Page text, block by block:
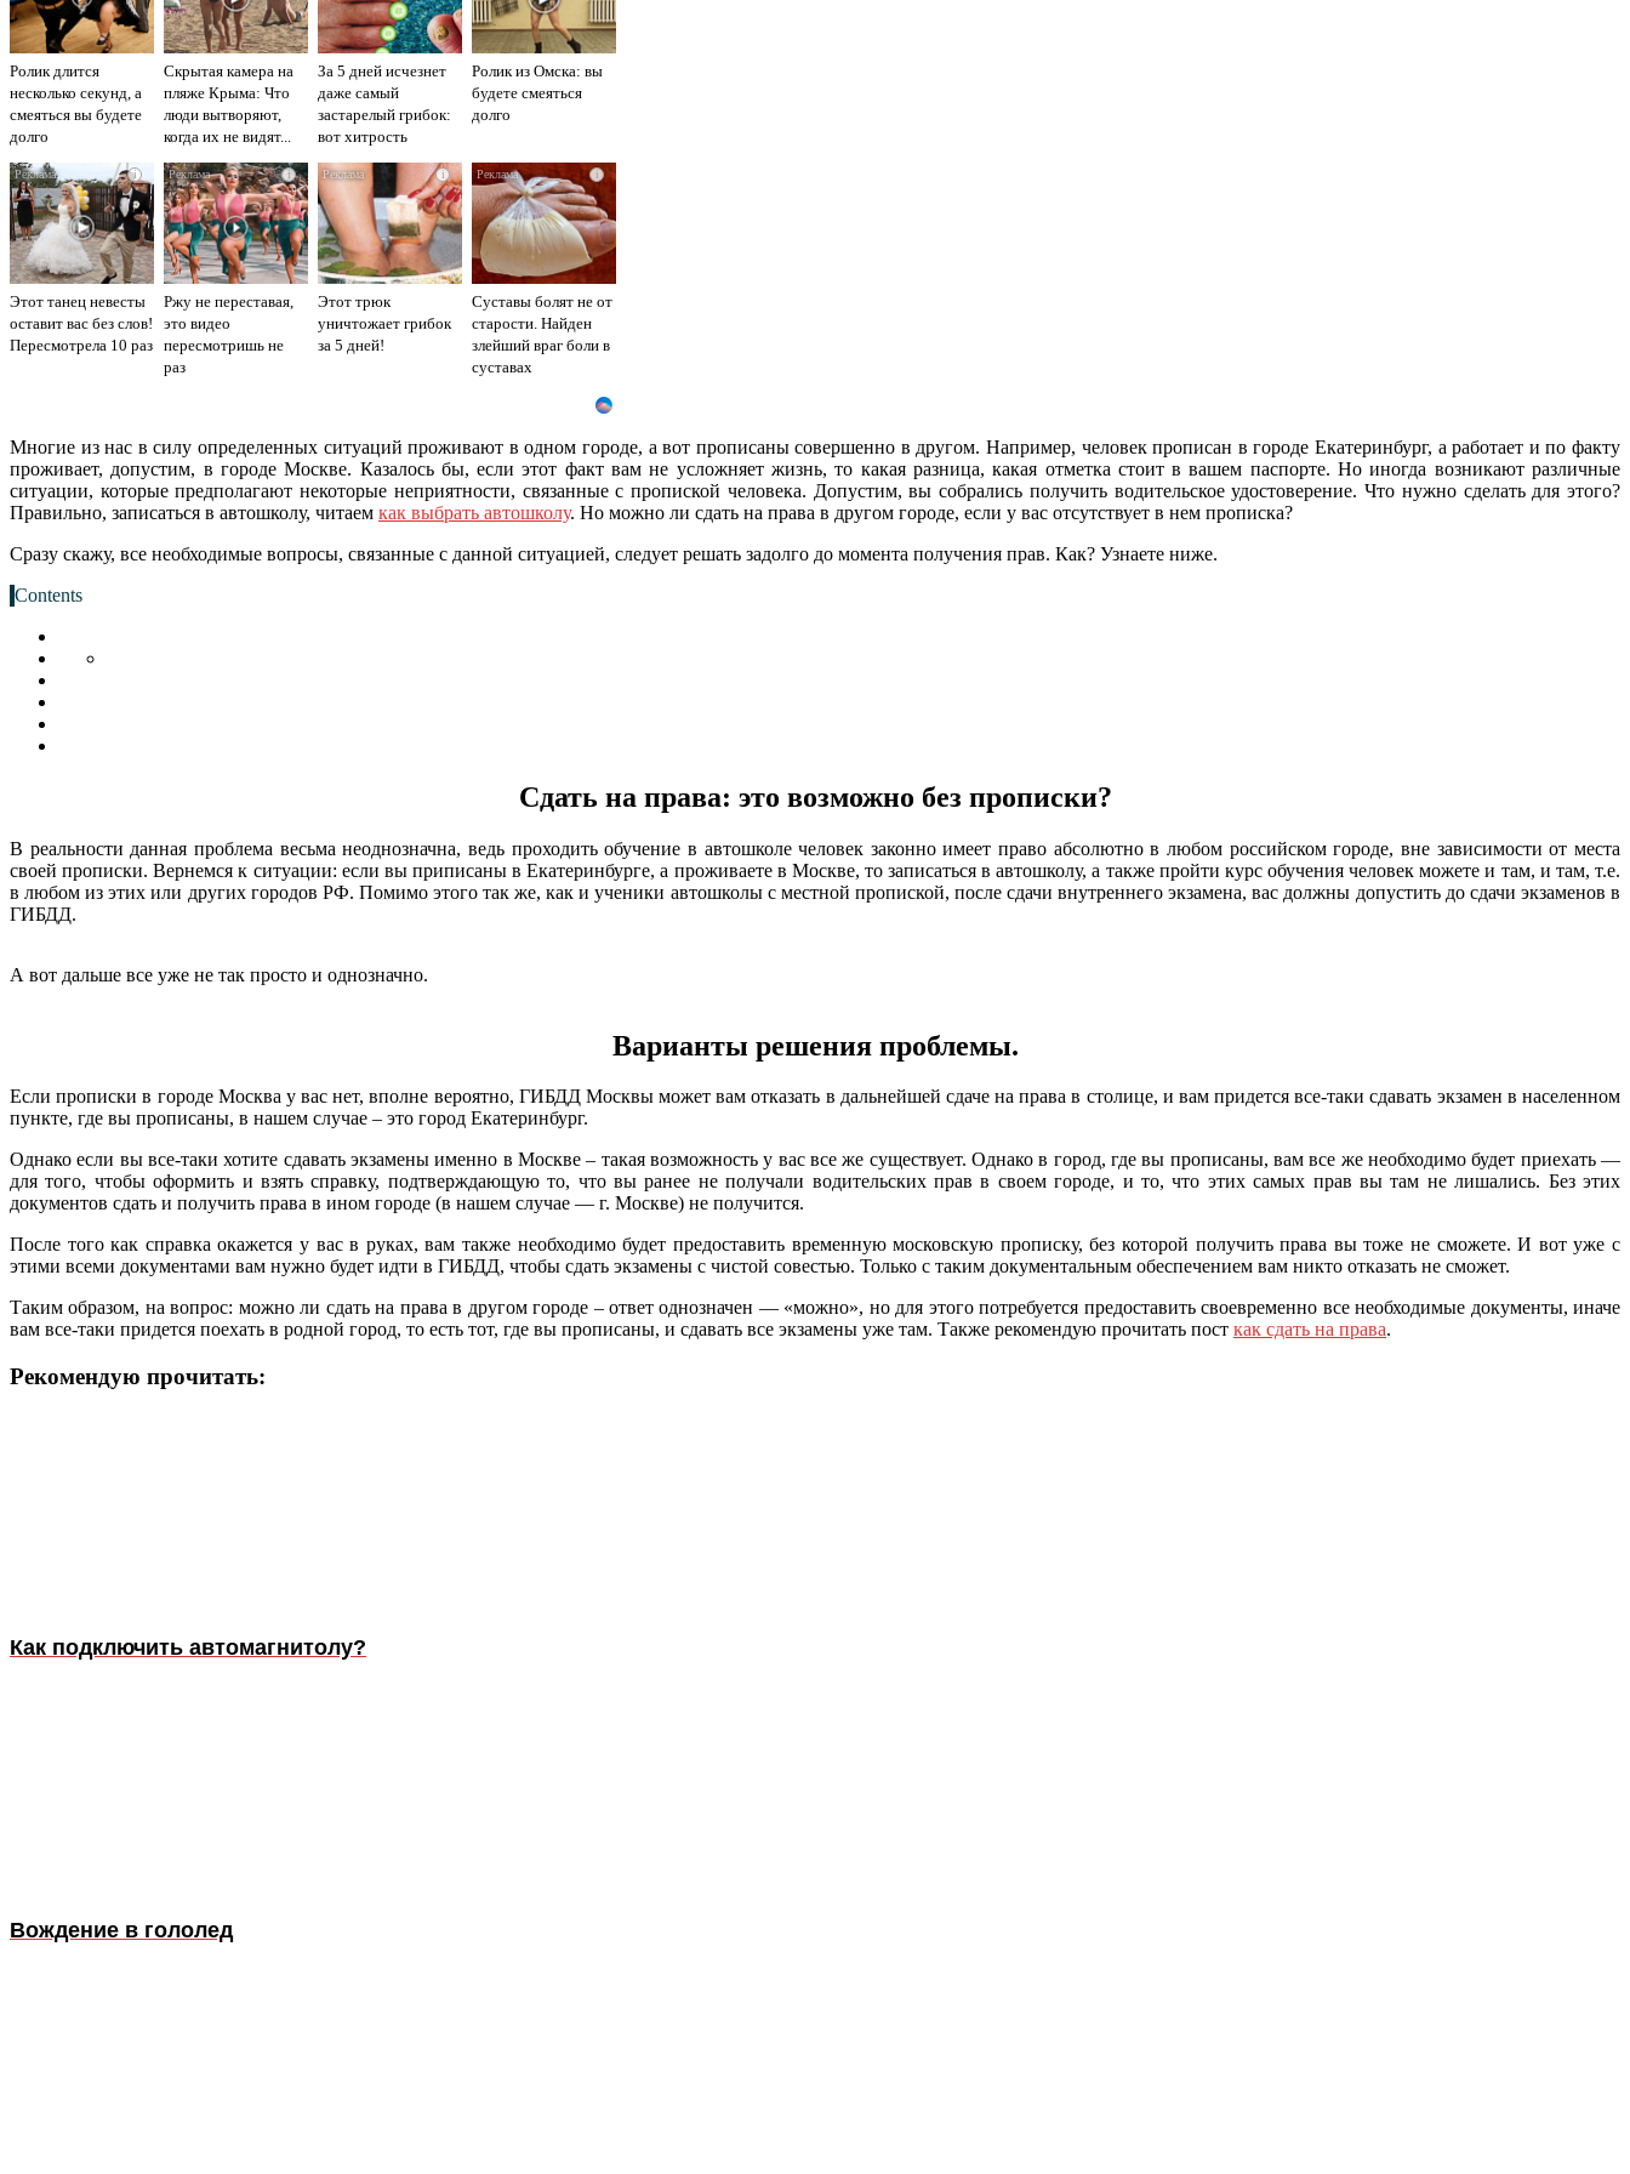
Ролик длится
несколько секунд, а
смеяться вы будете
долго
Скрытая камера на
пляже Крыма: Что
люди вытворяют,
когда их не видят...
За 5 дней исчезнет
даже самый
застарелый грибок:
вот хитрость
Ролик из Омска: вы
будете смеяться
долго
i
Этот танец невесты
оставит вас без слов!
Пересмотрела 10 раз
i
Ржу не переставая,
это видео
пересмотришь не
раз
i
Этот трюк
уничтожает грибок
за 5 дней!
i
Суставы болят не от
старости. Найден
злейший враг боли в
суставах
Многие из нас в силу определенных ситуаций проживают в одном городе, а вот прописаны совершенно в другом. Например, человек прописан в городе Екатеринбург, а работает и по факту
проживает, допустим, в городе Москве. Казалось бы, если этот факт вам не усложняет жизнь, то какая разница, какая отметка стоит в вашем паспорте. Но иногда возникают различные
ситуации, которые предполагают некоторые неприятности, связанные с пропиской человека. Допустим, вы собрались получить водительское удостоверение. Что нужно сделать для этого?
Правильно, записаться в автошколу, читаем как выбрать автошколу. Но можно ли сдать на права в другом городе, если у вас отсутствует в нем прописка?
Сразу скажу, все необходимые вопросы, связанные с данной ситуацией, следует решать задолго до момента получения прав. Как? Узнаете ниже.
Contents
Сдать на права: это возможно без прописки?
В реальности данная проблема весьма неоднозначна, ведь проходить обучение в автошколе человек законно имеет право абсолютно в любом российском городе, вне зависимости от места
своей прописки. Вернемся к ситуации: если вы приписаны в Екатеринбурге, а проживаете в Москве, то записаться в автошколу, а также пройти курс обучения человек можете и там, и там, т.е.
в любом из этих или других городов РФ. Помимо этого так же, как и ученики автошколы с местной пропиской, после сдачи внутреннего экзамена, вас должны допустить до сдачи экзаменов в
ГИБДД.
А вот дальше все уже не так просто и однозначно.
Варианты решения проблемы.
Если прописки в городе Москва у вас нет, вполне вероятно, ГИБДД Москвы может вам отказать в дальнейшей сдаче на права в столице, и вам придется все-таки сдавать экзамен в населенном
пункте, где вы прописаны, в нашем случае – это город Екатеринбург.
Однако если вы все-таки хотите сдавать экзамены именно в Москве – такая возможность у вас все же существует. Однако в город, где вы прописаны, вам все же необходимо будет приехать —
для того, чтобы оформить и взять справку, подтверждающую то, что вы ранее не получали водительских прав в своем городе, и то, что этих самых прав вы там не лишались. Без этих
документов сдать и получить права в ином городе (в нашем случае — г. Москве) не получится.
После того как справка окажется у вас в руках, вам также необходимо будет предоставить временную московскую прописку, без которой получить права вы тоже не сможете. И вот уже с
этими всеми документами вам нужно будет идти в ГИБДД, чтобы сдать экзамены с чистой совестью. Только с таким документальным обеспечением вам никто отказать не сможет.
Таким образом, на вопрос: можно ли сдать на права в другом городе – ответ однозначен — «можно», но для этого потребуется предоставить своевременно все необходимые документы, иначе
вам все-таки придется поехать в родной город, то есть тот, где вы прописаны, и сдавать все экзамены уже там. Также рекомендую прочитать пост как сдать на права.
Рекомендую прочитать:
Как подключить автомагнитолу?
Вождение в гололед